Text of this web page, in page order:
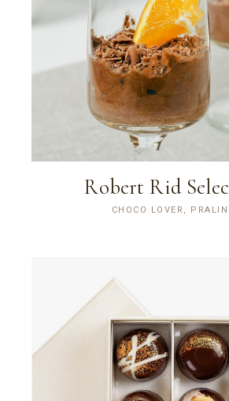
Robert Rid
CHOCO LOVER,